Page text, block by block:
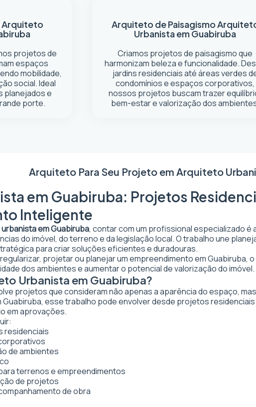
Arquiteto
projetos de
espaços
mobilidade,
social. Ideal
planejados e
porte.
Arquiteto de Paisagismo
Urbanista em Guabiruba
Criamos projetos de paisagismo que
harmonizam beleza e funcionalidade.
jardins residenciais até áreas verdes
condomínios e espaços corporativos,
nossos projetos buscam trazer
bem-estar e valorização dos
Arquiteto Para Seu Projeto em Arquiteto
em Guabiruba: Projetos
Inteligente
em Guabiruba, contar com um profissional especializado
do imóvel, do terreno e da legislação local. O trabalho une
para criar soluções eficientes e duradouras.
projetar ou planejar um empreendimento em Guabiruba,
dos ambientes e aumentar o potencial de valorização do imóvel.
Urbanista em Guabiruba?
projetos que consideram não apenas a aparência do espaço,
Guabiruba, esse trabalho pode envolver desde projetos
em aprovações.
residenciais
de ambientes
terrenos e empreendimentos
de projetos
de obra